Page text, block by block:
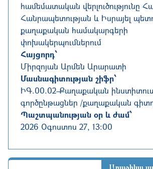
համեմատական վերլուծությունը
Հանրապետության և Իսրայել
քաղաքական համակարգերի
փոխակերպումներում
Հայցորդ՝
Միրզոյան Արմեն Արարատի
Մասնագիտության շիֆր՝
ԻԳ.00.02-Քաղաքական
գործընթացներ /քաղաքական
Պաշտպանության օր և ժամ՝
2026 Օգոստոս 27, 13:00